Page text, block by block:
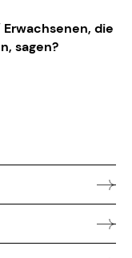
die
sagen?